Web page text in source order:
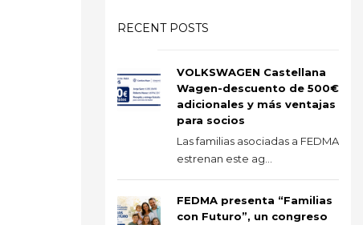
RECENT POSTS
VOLKSWAGEN Castellana
Wagen-descuento de 500€
adicionales y más ventajas
para socios
Las familias asociadas a FEDMA
estrenan este ag...
FEDMA presenta “Familias
con Futuro”, un congreso